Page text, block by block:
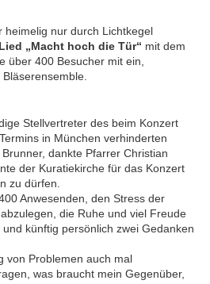
heimelig nur durch Lichtkegel
Lied „Macht hoch die Tür“ mit dem
über 400 Besucher mit ein,
Stellvertreter des beim Konzert
in München verhinderten
dankte Pfarrer Christian
der Kuratiekirche für das Konzert
zu dürfen.
Anwesenden, den Stress der
die Ruhe und viel Freude
künftig persönlich zwei Gedanken
von Problemen auch mal
was braucht mein Gegenüber,